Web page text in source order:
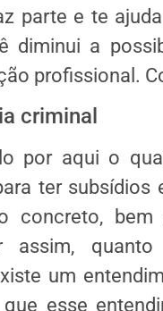
parte e te
diminui a
profissional.
criminal
por aqui o
ter
concreto,
assim,
um
esse